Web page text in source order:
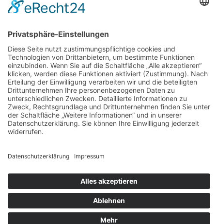
Datenschutz
Widerrufsbelehrung
Bankdaten
© 2026 Tietge GmbH, Wilhelmstraße 31, 77654 Offenburg – Alle Rechte
vorbehalten. *Preisangaben inkl. gesetzl. MwSt. und zzgl.
Versandkosten.